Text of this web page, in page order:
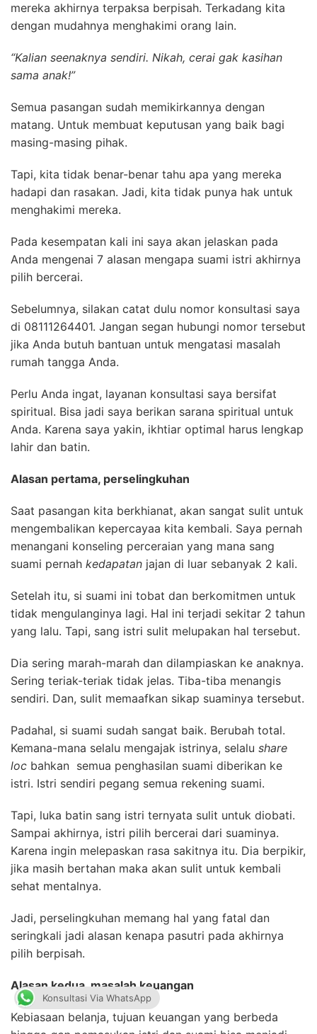
mereka akhirnya terpaksa berpisah. Terkadang kita
dengan mudahnya menghakimi orang lain.
“Kalian seenaknya sendiri. Nikah, cerai gak kasihan
sama anak!”
Semua pasangan sudah memikirkannya dengan
matang. Untuk membuat keputusan yang baik bagi
masing-masing pihak.
Tapi, kita tidak benar-benar tahu apa yang mereka
hadapi dan rasakan. Jadi, kita tidak punya hak untuk
menghakimi mereka.
Pada kesempatan kali ini saya akan jelaskan pada
Anda mengenai 7 alasan mengapa suami istri akhirnya
pilih bercerai.
Sebelumnya, silakan catat dulu nomor konsultasi saya
di 08111264401. Jangan segan hubungi nomor tersebut
jika Anda butuh bantuan untuk mengatasi masalah
rumah tangga Anda.
Perlu Anda ingat, layanan konsultasi saya bersifat
spiritual. Bisa jadi saya berikan sarana spiritual untuk
Anda. Karena saya yakin, ikhtiar optimal harus lengkap
lahir dan batin.
Alasan pertama, perselingkuhan
Saat pasangan kita berkhianat, akan sangat sulit untuk
mengembalikan kepercayaa kita kembali. Saya pernah
menangani konseling perceraian yang mana sang
suami pernah kedapatan jajan di luar sebanyak 2 kali.
Setelah itu, si suami ini tobat dan berkomitmen untuk
tidak mengulanginya lagi. Hal ini terjadi sekitar 2 tahun
yang lalu. Tapi, sang istri sulit melupakan hal tersebut.
Dia sering marah-marah dan dilampiaskan ke anaknya.
Sering teriak-teriak tidak jelas. Tiba-tiba menangis
sendiri. Dan, sulit memaafkan sikap suaminya tersebut.
Padahal, si suami sudah sangat baik. Berubah total.
Kemana-mana selalu mengajak istrinya, selalu share
loc bahkan semua penghasilan suami diberikan ke
istri. Istri sendiri pegang semua rekening suami.
Tapi, luka batin sang istri ternyata sulit untuk diobati.
Sampai akhirnya, istri pilih bercerai dari suaminya.
Karena ingin melepaskan rasa sakitnya itu. Dia berpikir,
jika masih bertahan maka akan sulit untuk kembali
sehat mentalnya.
Jadi, perselingkuhan memang hal yang fatal dan
seringkali jadi alasan kenapa pasutri pada akhirnya
pilih berpisah.
Alasan kedua, masalah keuangan
Kebiasaan belanja, tujuan keuangan yang berbeda
Konsultasi Via WhatsApp